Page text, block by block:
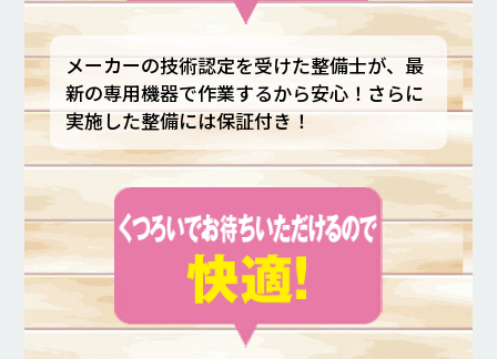
メーカーの技術認定を受けた整備士が、最
新の専用機器で作業するから安心！さらに
実施した整備には保証付き！